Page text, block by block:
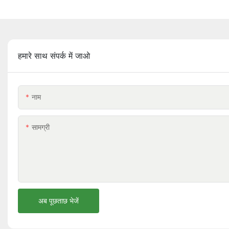
हमारे साथ संपर्क में जाओ
नाम
सामग्री
अब पूछताछ भेजें